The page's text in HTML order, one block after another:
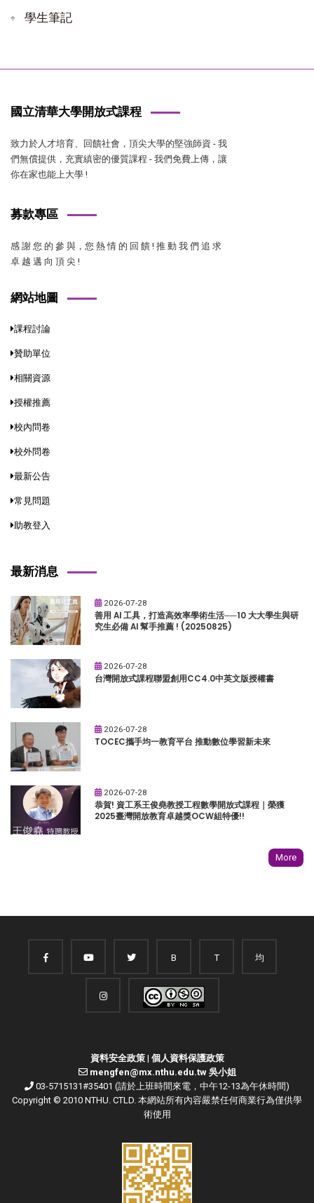
學生筆記
國立清華大學開放式課程
致力於人才培育、回饋社會，頂尖大學的堅強師資 - 我
們無償提供，充實縝密的優質課程 - 我們免費上傳，讓
你在家也能上大學 !
募款專區
感 謝 您 的 參 與，您 熱 情 的 回 饋 ! 推 動 我 們 追 求
卓 越 邁 向 頂 尖 !
網站地圖
課程討論
贊助單位
相關資源
授權推薦
校內問卷
校外問卷
最新公告
常見問題
助教登入
最新消息
2026-07-28
善用 AI 工具，打造高效率學術生活──10 大大學生與研
究生必備 AI 幫手推薦 ! (20250825)
2026-07-28
台灣開放式課程聯盟創用CC4.0中英文版授權書
2026-07-28
TOCEC攜手均一教育平台 推動數位學習新未來
2026-07-28
恭賀! 資工系王俊堯教授工程數學開放式課程｜榮獲
2025臺灣開放教育卓越獎OCW組特優!!
More
B T 均
資料安全政策| 個人資料保護政策
mengfen@mx.nthu.edu.tw 吳小姐
03-5715131#35401 (請於上班時間來電，中午12-13為午休時間)
Copyright © 2010 NTHU. CTLD. 本網站所有內容嚴禁任何商業行為僅供學
術使用